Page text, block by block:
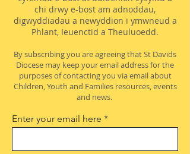
chi drwy e-bost am adnoddau,
digwyddiadau a newyddion i ymwneud a
Phlant, Ieuenctid a Theuluoedd.
By subscribing you are agreeing that St Davids
Diocese may keep your email address for the
purposes of contacting you via email about
Children, Youth and Families resources, events
and news.
Enter your email here